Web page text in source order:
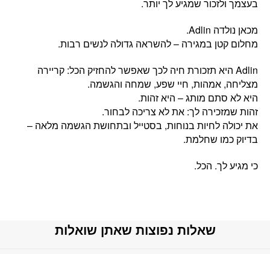
בעצמך ולזכור שמגיע לך יותר.
מכאן נולדה Adlin.
מחלום קטן במגירה – להשראה גדולה לנשים רבות.
‏Adlin היא תזכורת חיה לכך שאפשר להחזיק הכל: קריירה
מצליחה, אמהות, חיי שפע, שמחה והגשמה.
היא לא סתם מותג – היא זהות.
זהות שמזכירה לך: את לא צריכה לבחור.
את יכולה לחיות בנוחות, בסטייל ובתחושת הגשמה מלאה –
בדיוק כמו שחלמת.
כי מגיע לך. הכל.
שאלות נפוצות שאתן שואלות